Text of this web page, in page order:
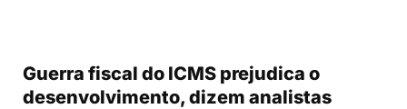
Guerra fiscal do ICMS prejudica o
desenvolvimento, dizem analistas